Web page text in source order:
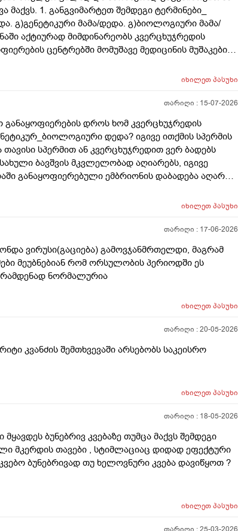
1. განგვიმარტეთ შემდეგი ტერმინები_
გ)გენეტიკური მამა/დედა. გ)ბიოლოგიური მამა/
აქტიურად მიმდინარეობს კვერცხუჯრედის
ცენტრებში მომუშავე მედიცინის მუშაკების
იხილეთპასუხი
თარიღი : 15-07-2026
განაყოფიერების დროს ხომ კვერცხუჯრედის
დედა? იგივე ითქმის სპერმის
სპერმით ან კვერცხუჯრედით ვერ ბადებს
ბავშვის მკვლელობად აღიარებს, იგივე
განაყოფიერებული ემბრიონის დაბადება აღარ
იხილეთპასუხი
თარიღი : 17-06-2026
ვირუსი(გაციება) გამოვჯანმრთელდი, მაგრამ
მეუბნებიან რომ ორსულობის პერიოდში ეს
რამდენად ნორმალურია
იხილეთპასუხი
თარიღი :20-05-2026
კვანძის შემთხვევაში არსებობს საკეისრო
იხილეთპასუხი
თარიღი : 18-05-2026
ბუნებრივ კვებაზე თუმცა მაქვს შემდეგი
მკერდის თავები , სტიმლაციაც დიდად ეფექტური
ბუნებრივად თუ ხელოვნური კვება დავიწყოთ ?
იხილეთპასუხი